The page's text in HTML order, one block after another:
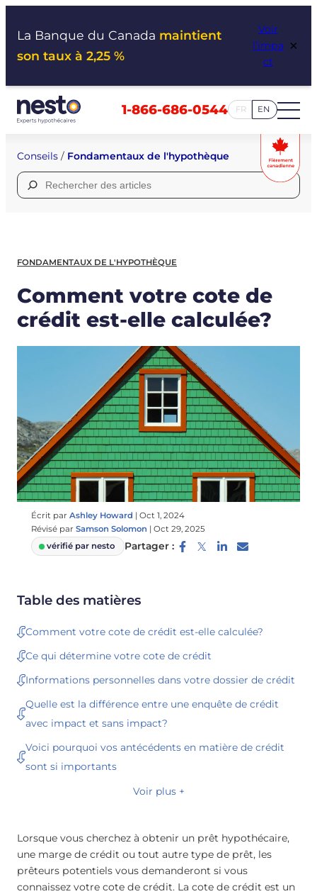
La Banque du Canada maintient
son taux à 2,25 %
Voir
l’impa
ct
×
1-866-686-0544 FR EN
Conseils / Fondamentaux de l'hypothèque
Rechercher :
FONDAMENTAUX DE L'HYPOTHÈQUE
Comment votre cote de
crédit est-elle calculée?
Écrit par Ashley Howard | Oct 1, 2024
Révisé par Samson Solomon | Oct 29, 2025
vérifié par nesto
Partager :
Table des matières
Comment votre cote de crédit est-elle calculée?
Ce qui détermine votre cote de crédit
Informations personnelles dans votre dossier de crédit
Quelle est la différence entre une enquête de crédit
avec impact et sans impact?
Voici pourquoi vos antécédents en matière de crédit
sont si importants
Voir plus +
Lorsque vous cherchez à obtenir un prêt hypothécaire,
une marge de crédit ou tout autre type de prêt, les
prêteurs potentiels vous demanderont si vous
connaissez votre cote de crédit. La cote de crédit est un